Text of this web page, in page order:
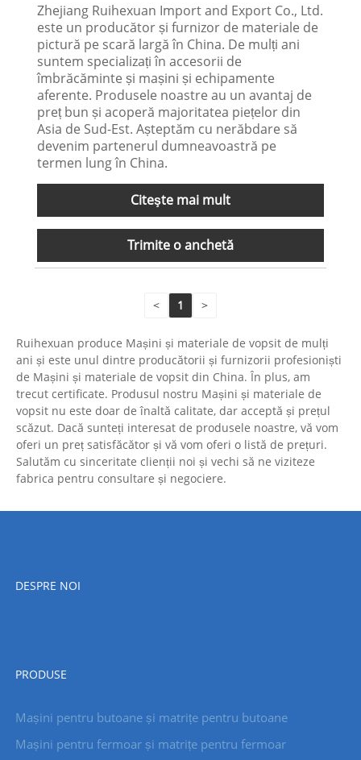
Zhejiang Ruihexuan Import and Export Co., Ltd.
este un producător și furnizor de materiale de
pictură pe scară largă în China. De mulți ani
suntem specializați în accesorii de
îmbrăcăminte și mașini și echipamente
aferente. Produsele noastre au un avantaj de
preț bun și acoperă majoritatea piețelor din
Asia de Sud-Est. Așteptăm cu nerăbdare să
devenim partenerul dumneavoastră pe
termen lung în China.
Citeşte mai mult
Trimite o anchetă
< 1 >
Ruihexuan produce Mașini și materiale de vopsit de mulți
ani și este unul dintre producătorii și furnizorii profesioniști
de Mașini și materiale de vopsit din China. În plus, am
trecut certificate. Produsul nostru Mașini și materiale de
vopsit nu este doar de înaltă calitate, dar acceptă și prețul
scăzut. Dacă sunteți interesat de produsele noastre, vă vom
oferi un preț satisfăcător și vă vom oferi o listă de prețuri.
Salutăm cu sinceritate clienții noi și vechi să ne viziteze
fabrica pentru consultare și negociere.
DESPRE NOI
PRODUSE
Mașini pentru butoane și matrițe pentru butoane
Mașini pentru fermoar și matrițe pentru fermoar